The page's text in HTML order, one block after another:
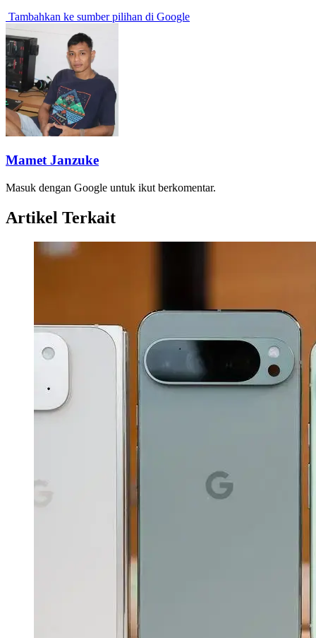
Tambahkan ke sumber pilihan di Google
Mamet Janzuke
Masuk dengan Google untuk ikut berkomentar.
Artikel Terkait